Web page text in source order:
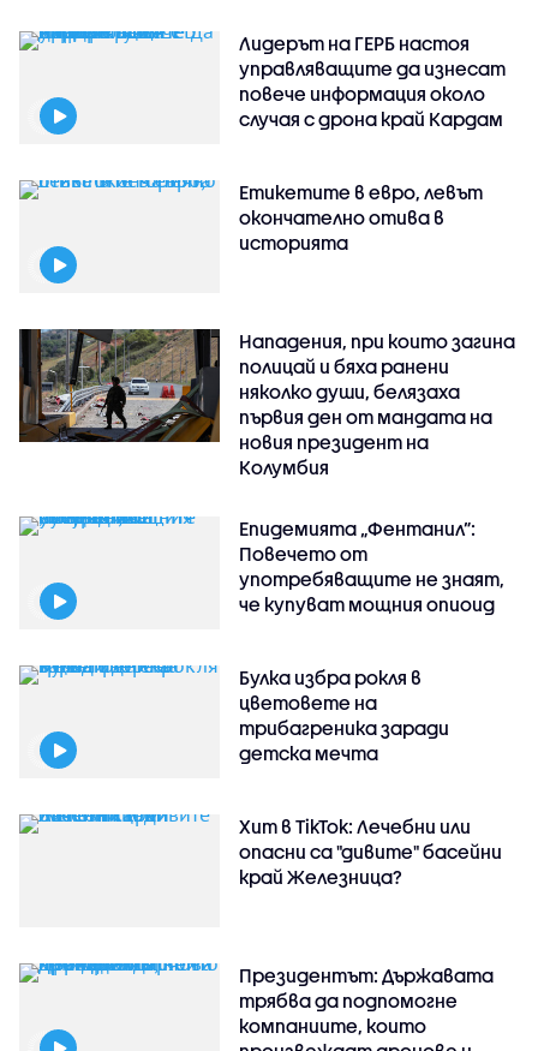
Лидерът на ГЕРБ настоя
управляващите да изнесат
повече информация около
случая с дрона край Кардам
Етикетите в евро, левът
окончателно отива в
историята
Нападения, при които загина
полицай и бяха ранени
няколко души, белязаха
първия ден от мандата на
новия президент на
Колумбия
Епидемията „Фентанил”:
Повечето от
употребяващите не знаят,
че купуват мощния опиоид
Булка избра рокля в
цветовете на
трибагреника заради
детска мечта
Хит в TikTok: Лечебни или
опасни са "дивите" басейни
край Железница?
Президентът: Държавата
трябва да подпомогне
компаниите, които